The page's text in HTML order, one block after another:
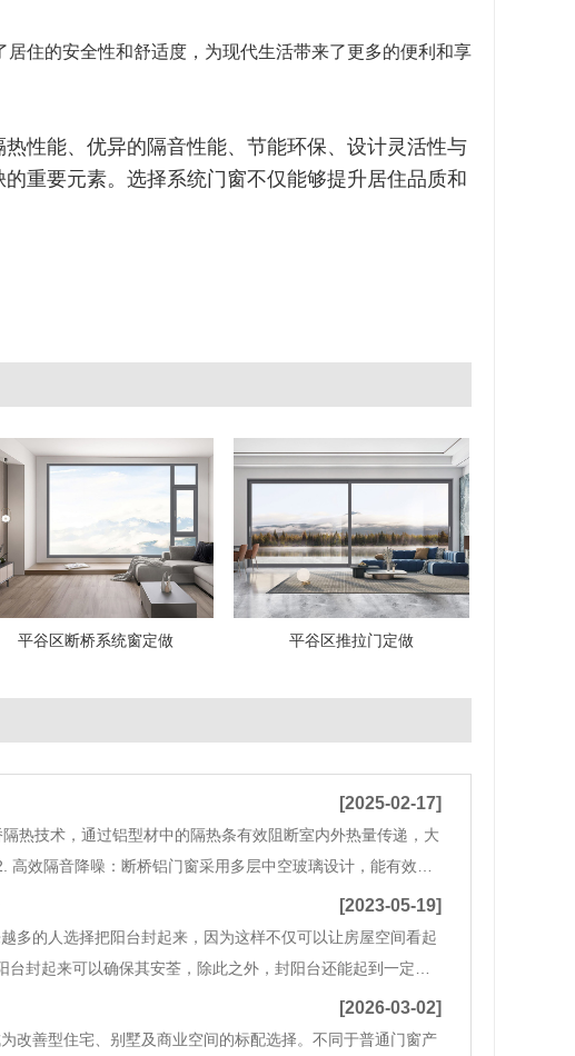
住的安全性和舒适度，为现代生活带来了更多的便利和享
性能、优异的隔音性能、节能环保、设计灵活性与
重要元素。选择系统门窗不仅能够提升居住品质和
平谷区断桥系统窗定做 平谷区推拉门定做
[2025-02-17]
热技术，通过铝型材中的隔热条有效阻断室内外热量传递，大
效隔音降噪：断桥铝门窗采用多层中空玻璃设计，能有效隔
的住宅。3. 高强度防盗安全：断桥铝型材坚固耐用，配合高质
[2023-05-19]
的人选择把阳台封起来，因为这样不仅可以让房屋空间看起
封起来可以确保其安荃，除此之外，封阳台还能起到一定的
封阳台，那么随之而来就是门窗选择的问题，市场上主流的
[2026-03-02]
善型住宅、别墅及商业空间的标配选择。不同于普通门窗产